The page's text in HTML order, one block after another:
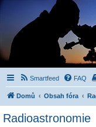
Smartfeed FAQ
Domů Obsah fóra
Radioastronomie